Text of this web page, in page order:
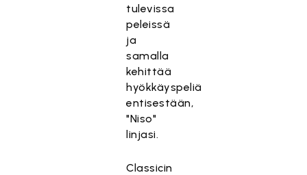
tulevissa
peleissä
ja
samalla
kehittää
hyökkäyspeliä
entisestään,
"Niso"
linjasi.
Classicin